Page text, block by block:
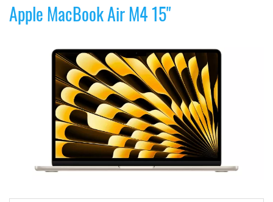
Apple MacBook Air M4 15"